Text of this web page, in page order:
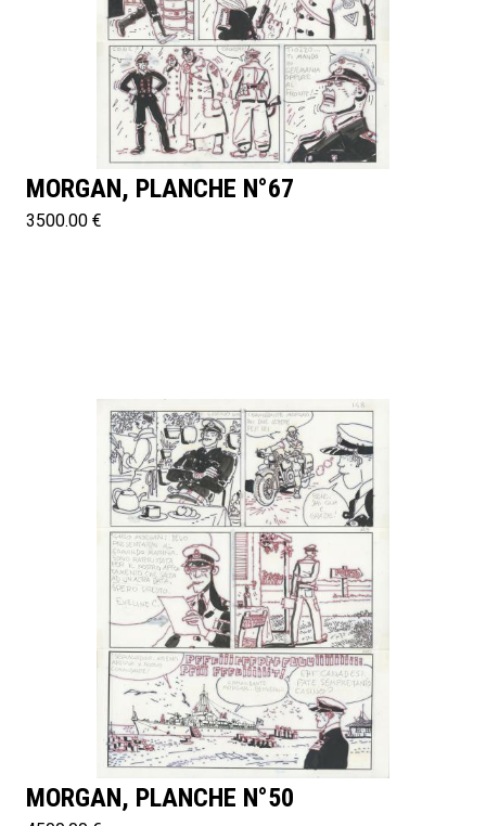
MORGAN, PLANCHE N°67
3500.00 €
MORGAN, PLANCHE N°50